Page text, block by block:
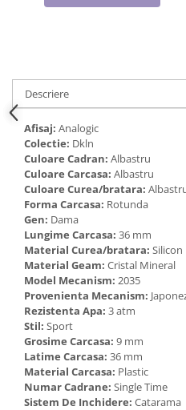
Cadouri pentru Doctori
Descriere
Afisaj: Analogic
Colectie: Dkln
Culoare Cadran: Albastru
Culoare Carcasa: Albastru
Culoare Curea/bratara:
Forma Carcasa: Rotunda
Gen: Dama
Lungime Carcasa: 36 mm
Material Curea/bratara: Silicon
Material Geam: Cristal Mineral
Model Mecanism: 2035
Provenienta Mecanism:
Rezistenta Apa: 3 atm
Stil: Sport
Grosime Carcasa: 9 mm
Latime Carcasa: 36 mm
Material Carcasa: Plastic
Numar Cadrane: Single Time
Sistem De Inchidere: Catarama